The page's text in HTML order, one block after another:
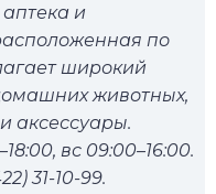
и
по
широкий
животных,
аксессуары.
вс 09:00–16:00.
31-10-99.